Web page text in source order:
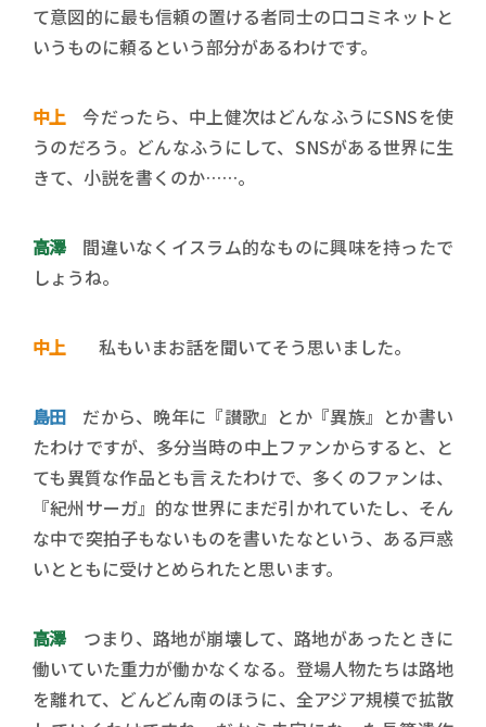
て意図的に最も信頼の置ける者同士の口コミネットと
いうものに頼るという部分があるわけです。
中上今だったら、中上健次はどんなふうにSNSを使
うのだろう。どんなふうにして、SNSがある世界に生
きて、小説を書くのか……。
高澤間違いなくイスラム的なものに興味を持ったで
しょうね。
中上私もいまお話を聞いてそう思いました。
島田だから、晩年に『讃歌』とか『異族』とか書い
たわけですが、多分当時の中上ファンからすると、と
ても異質な作品とも言えたわけで、多くのファンは、
『紀州サーガ』的な世界にまだ引かれていたし、そん
な中で突拍子もないものを書いたなという、ある戸惑
いとともに受けとめられたと思います。
高澤つまり、路地が崩壊して、路地があったときに
働いていた重力が働かなくなる。登場人物たちは路地
を離れて、どんどん南のほうに、全アジア規模で拡散